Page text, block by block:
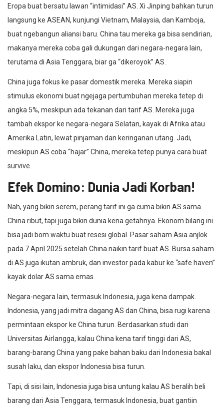
Eropa buat bersatu lawan “intimidasi” AS. Xi Jinping bahkan turun
langsung ke ASEAN, kunjungi Vietnam, Malaysia, dan Kamboja,
buat ngebangun aliansi baru. China tau mereka ga bisa sendirian,
makanya mereka coba gali dukungan dari negara-negara lain,
terutama di Asia Tenggara, biar ga “dikeroyok” AS.
China juga fokus ke pasar domestik mereka. Mereka siapin
stimulus ekonomi buat ngejaga pertumbuhan mereka tetep di
angka 5%, meskipun ada tekanan dari tarif AS. Mereka juga
tambah ekspor ke negara-negara Selatan, kayak di Afrika atau
Amerika Latin, lewat pinjaman dan keringanan utang. Jadi,
meskipun AS coba “hajar” China, mereka tetep punya cara buat
survive.
Efek Domino: Dunia Jadi Korban!
Nah, yang bikin serem, perang tarif ini ga cuma bikin AS sama
China ribut, tapi juga bikin dunia kena getahnya. Ekonom bilang ini
bisa jadi bom waktu buat resesi global. Pasar saham Asia anjlok
pada 7 April 2025 setelah China naikin tarif buat AS. Bursa saham
di AS juga ikutan ambruk, dan investor pada kabur ke “safe haven”
kayak dolar AS sama emas.
Negara-negara lain, termasuk Indonesia, juga kena dampak.
Indonesia, yang jadi mitra dagang AS dan China, bisa rugi karena
permintaan ekspor ke China turun. Berdasarkan studi dari
Universitas Airlangga, kalau China kena tarif tinggi dari AS,
barang-barang China yang pake bahan baku dari Indonesia bakal
susah laku, dan ekspor Indonesia bisa turun.
Tapi, di sisi lain, Indonesia juga bisa untung kalau AS beralih beli
barang dari Asia Tenggara, termasuk Indonesia, buat gantiin